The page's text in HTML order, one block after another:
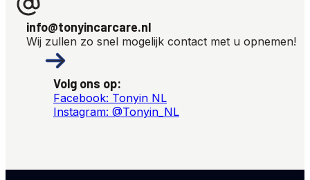
info@tonyincarcare.nl
Wij zullen zo snel mogelijk contact met u opnemen!
Volg ons op:
Facebook: Tonyin NL
Instagram: @Tonyin_NL